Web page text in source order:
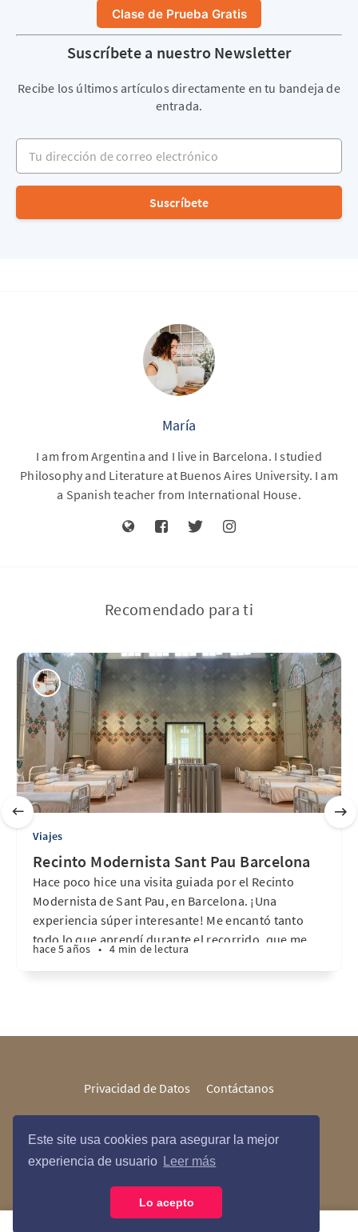
Este site usa cookies para asegurar la mejor
experiencia de usuario Leer más
Lo acepto
Clase de Prueba Gratis
Suscríbete a nuestro Newsletter
Recibe los últimos artículos directamente en tu bandeja de
entrada.
Tu dirección de correo electrónico
Suscríbete
María
I am from Argentina and I live in Barcelona. I studied
Philosophy and Literature at Buenos Aires University. I am
a Spanish teacher from International House.
Recomendado para ti
Viajes
Recinto Modernista Sant Pau Barcelona
Hace poco hice una visita guiada por el Recinto
Modernista de Sant Pau, en Barcelona. ¡Una
experiencia súper interesante! Me encantó tanto
todo lo que aprendí durante el recorrido, que me
hace 5 años • 4 min de lectura
Privacidad de Datos Contáctanos
María Courses © 2026